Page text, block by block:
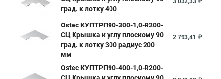
град. к лотку 400
3 032,33 ₽
Ostec КУПТРП90-300-1,0-R200-
СЦ Крышка к углу плоскому 90
град. к лотку 300 радиус 200
мм
2 793,41 ₽
Ostec КУПТРП90-400-1,0-R200-